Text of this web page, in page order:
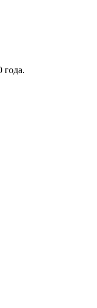
года.